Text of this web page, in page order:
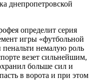
определит серия
игры «футбольной
пенальти немалую роль
везет сильнейшим,
больше сил и
в ворота и при этом